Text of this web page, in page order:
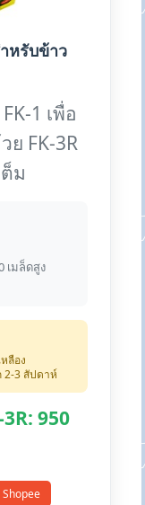
หรับข้าว
1 เพื่อ
ย FK-3R
ม
เมล็ดสูง
ลือง
2-3 สัปดาห์
950
Shopee